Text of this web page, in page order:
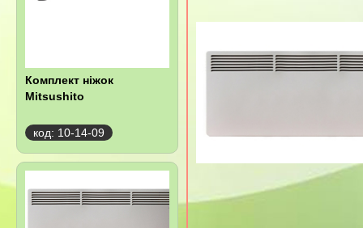
Комплект ніжок
Mitsushito
код: 10-14-09